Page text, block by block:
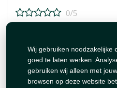
Wij gebruiken noodzakelijke
goed te laten werken.
gebruiken wij alleen met
browsen op deze website
0/5